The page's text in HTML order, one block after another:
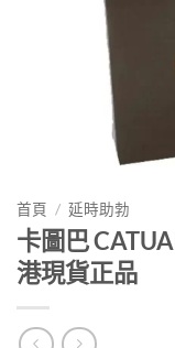
首頁 / 延時助勃
卡圖巴
港現貨正品